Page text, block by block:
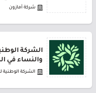
شركة أمازون
الشركة
والنساء في
الشركة الوطنية